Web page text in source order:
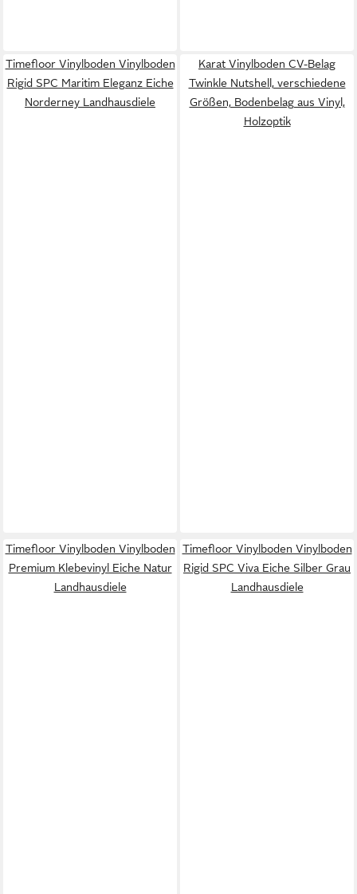
Timefloor Vinylboden Vinylboden
Rigid SPC Maritim Eleganz Eiche
Norderney Landhausdiele
Karat Vinylboden CV-Belag
Twinkle Nutshell, verschiedene
Größen, Bodenbelag aus Vinyl,
Holzoptik
Timefloor Vinylboden Vinylboden
Premium Klebevinyl Eiche Natur
Landhausdiele
Timefloor Vinylboden Vinylboden
Rigid SPC Viva Eiche Silber Grau
Landhausdiele